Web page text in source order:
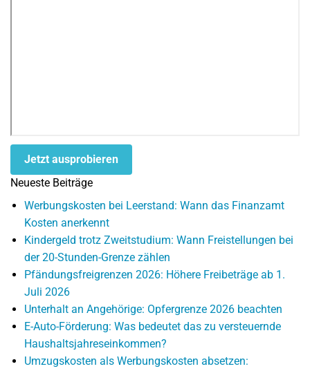
Jetzt ausprobieren
Neueste Beiträge
Werbungskosten bei Leerstand: Wann das Finanzamt
Kosten anerkennt
Kindergeld trotz Zweitstudium: Wann Freistellungen bei
der 20-Stunden-Grenze zählen
Pfändungsfreigrenzen 2026: Höhere Freibeträge ab 1.
Juli 2026
Unterhalt an Angehörige: Opfergrenze 2026 beachten
E-Auto-Förderung: Was bedeutet das zu versteuernde
Haushaltsjahreseinkommen?
Umzugskosten als Werbungskosten absetzen: